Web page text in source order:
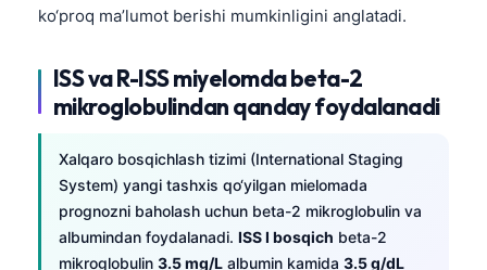
ko‘proq ma’lumot berishi mumkinligini anglatadi.
ISS va R-ISS miyelomda beta-2
mikroglobulindan qanday foydalanadi
Xalqaro bosqichlash tizimi (International Staging
System) yangi tashxis qo‘yilgan mielomada
prognozni baholash uchun beta-2 mikroglobulin va
albumindan foydalanadi. ISS I bosqich beta-2
mikroglobulin 3.5 mg/L albumin kamida 3.5 g/dL